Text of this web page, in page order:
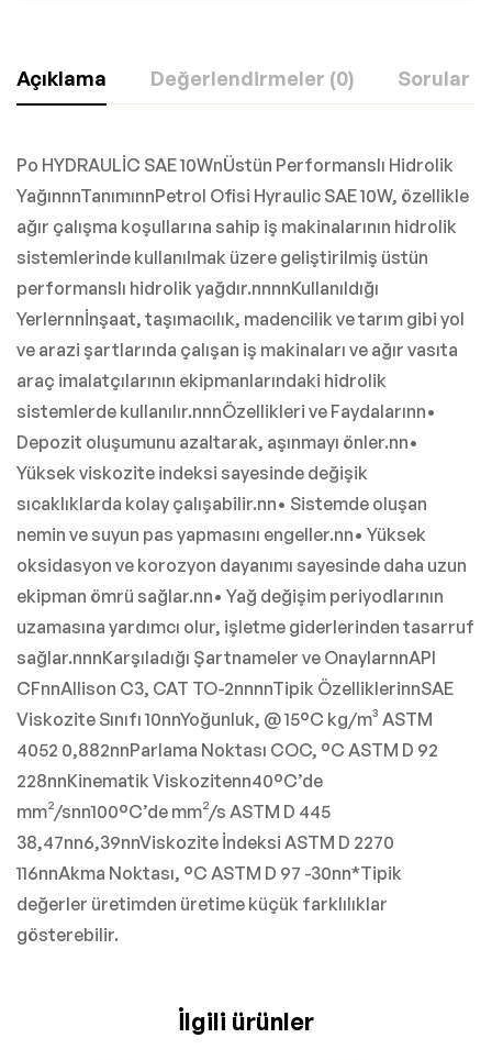
Açıklama Değerlendirmeler (0) Sorular
Po HYDRAULİC SAE 10WnÜstün Performanslı Hidrolik
YağınnnTanımınnPetrol Ofisi Hyraulic SAE 10W, özellikle
ağır çalışma koşullarına sahip iş makinalarının hidrolik
sistemlerinde kullanılmak üzere geliştirilmiş üstün
performanslı hidrolik yağdır.nnnnKullanıldığı
Yerlernnİnşaat, taşımacılık, madencilik ve tarım gibi yol
ve arazi şartlarında çalışan iş makinaları ve ağır vasıta
araç imalatçılarının ekipmanlarındaki hidrolik
sistemlerde kullanılır.nnnÖzellikleri ve Faydalarınn•
Depozit oluşumunu azaltarak, aşınmayı önler.nn•
Yüksek viskozite indeksi sayesinde değişik
sıcaklıklarda kolay çalışabilir.nn• Sistemde oluşan
nemin ve suyun pas yapmasını engeller.nn• Yüksek
oksidasyon ve korozyon dayanımı sayesinde daha uzun
ekipman ömrü sağlar.nn• Yağ değişim periyodlarının
uzamasına yardımcı olur, işletme giderlerinden tasarruf
sağlar.nnnKarşıladığı Şartnameler ve OnaylarnnAPI
CFnnAllison C3, CAT TO-2nnnnTipik ÖzelliklerinnSAE
Viskozite Sınıfı 10nnYoğunluk, @ 15°C kg/m³ ASTM
4052 0,882nnParlama Noktası COC, °C ASTM D 92
228nnKinematik Viskozitenn40°C’de
mm²/snn100°C’de mm²/s ASTM D 445
38,47nn6,39nnViskozite İndeksi ASTM D 2270
116nnAkma Noktası, °C ASTM D 97 -30nn*Tipik
değerler üretimden üretime küçük farklılıklar
gösterebilir.
İlgili ürünler